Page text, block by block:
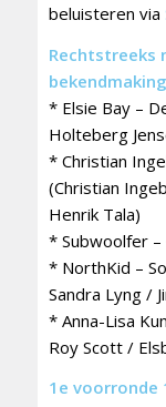
beluisteren via
Rechtstreeks
* Elsie Bay –
Holteberg
* Christian
(Christian
Henrik Tala)
* Subwoolfer –
* NorthKid –
Sandra Lyng /
* Anna-Lisa
Roy Scott /
1e voorronde